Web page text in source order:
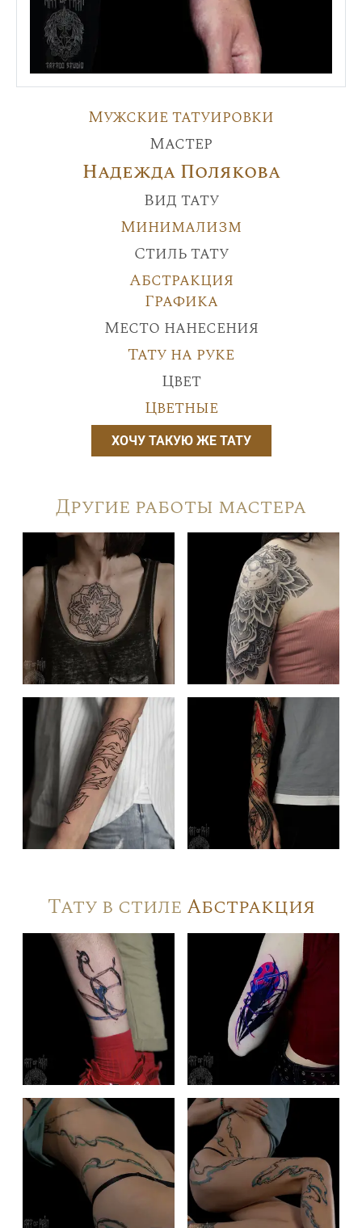
Мужские татуировки
Мастер
Надежда Полякова
Вид тату
Минимализм
Стиль тату
Абстракция
Графика
Место нанесения
Тату на руке
Цвет
Цветные
ХОЧУ ТАКУЮ ЖЕ ТАТУ
Другие работы мастера
Тату в стиле Абстракция